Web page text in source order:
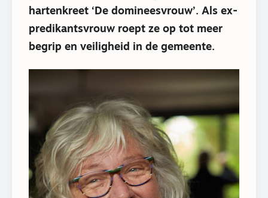
hartenkreet ‘De domineesvrouw’. Als ex-
predikantsvrouw roept ze op tot meer
begrip en veiligheid in de gemeente.